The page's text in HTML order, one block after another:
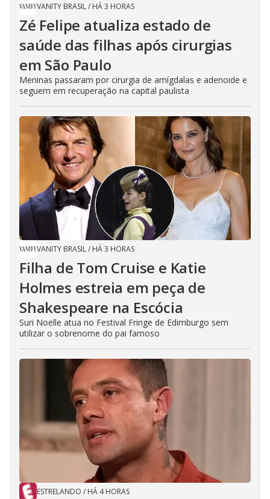
VANITY BRASIL/ HÁ 3 HORAS
Zé Felipe atualiza estado de
saúde das filhas após cirurgias
em São Paulo
Meninas passaram por cirurgia de amígdalas e adenoide e
seguem em recuperação na capital paulista
VANITY BRASIL/ HÁ 3 HORAS
Filha de Tom Cruise e Katie
Holmes estreia em peça de
Shakespeare na Escócia
Suri Noelle atua no Festival Fringe de Edimburgo sem
utilizar o sobrenome do pai famoso
ESTRELANDO / HÁ 4 HORAS